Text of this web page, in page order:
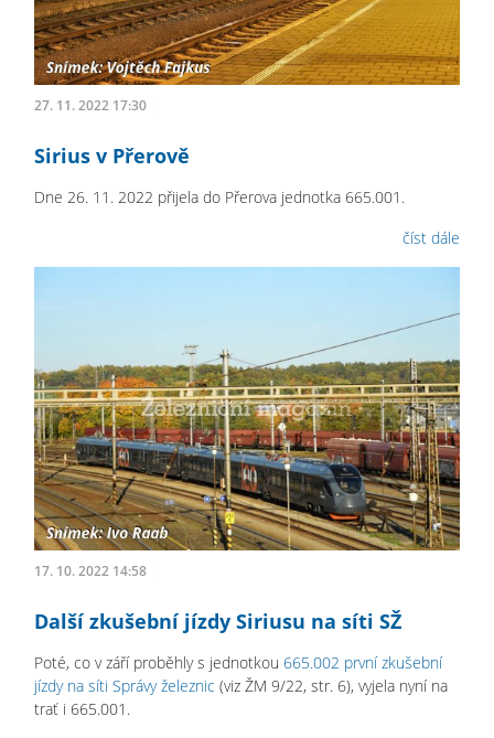
27. 11. 2022 17:30
Sirius v Přerově
Dne 26. 11. 2022 přijela do Přerova jednotka 665.001.
číst dále
17. 10. 2022 14:58
Další zkušební jízdy Siriusu na síti SŽ
Poté, co v září proběhly s jednotkou 665.002 první zkušební
jízdy na síti Správy železnic (viz ŽM 9/22, str. 6), vyjela nyní na
trať i 665.001.